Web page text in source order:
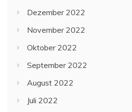
Dezember 2022
November 2022
Oktober 2022
September 2022
August 2022
Juli 2022